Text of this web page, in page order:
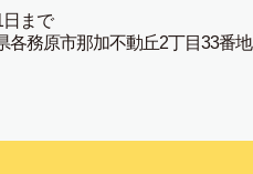
日まで
各務原市那加不動丘2丁目33番地